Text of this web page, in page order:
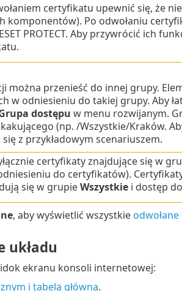
certyfikatu upewnić się, że
komponentów). Po odwołaniu
PROTECT. Aby przywrócić ich
można przenieść do innej grupy.
w odniesieniu do takiej grupy. Aby
dostępu w menu rozwijanym.
(np. /Wszystkie/Kraków.
z przykładowym scenariuszem.
certyfikaty znajdujące się w
do certyfikatów).
się w grupieWszystkiei dostęp
, aby wyświetlić wszystkie
układu
ekranu konsoli internetowej:
i tabelą główną.